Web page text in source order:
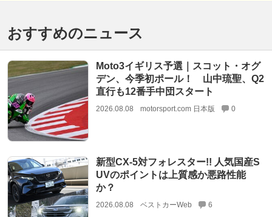
おすすめのニュース
Moto3イギリス予選｜スコット・オグ
デン、今季初ポール！ 山中琉聖、Q2
直行も12番手中団スタート
2026.08.08 motorsport.com 日本版 0
新型CX-5対フォレスター!! 人気国産S
UVのポイントは上質感か悪路性能
か？
2026.08.08 ベストカーWeb 6